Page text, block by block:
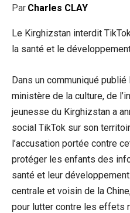
Par Charles CLAY
Le Kirghizstan interdit
la santé et le
Dans un communiqué
ministère de la culture, de
jeunesse du Kirghizstan a
social TikTok sur son
l’accusation portée contre
protéger les enfants des
santé et leur
centrale et voisin de la
pour lutter contre les effets